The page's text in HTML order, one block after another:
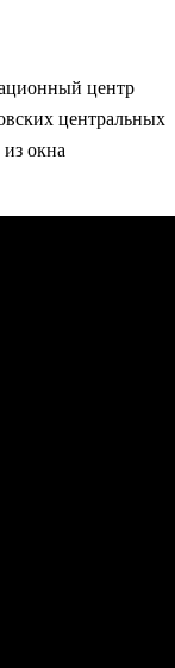
центр
центральных
окна